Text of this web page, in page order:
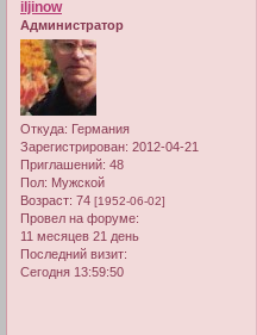
iljinow
Администратор
Откуда: Германия
Зарегистрирован: 2012-04-21
Приглашений: 48
Пол: Мужской
Возраст: 74 [1952-06-02]
Провел на форуме:
11 месяцев 21 день
Последний визит:
Сегодня 13:59:50